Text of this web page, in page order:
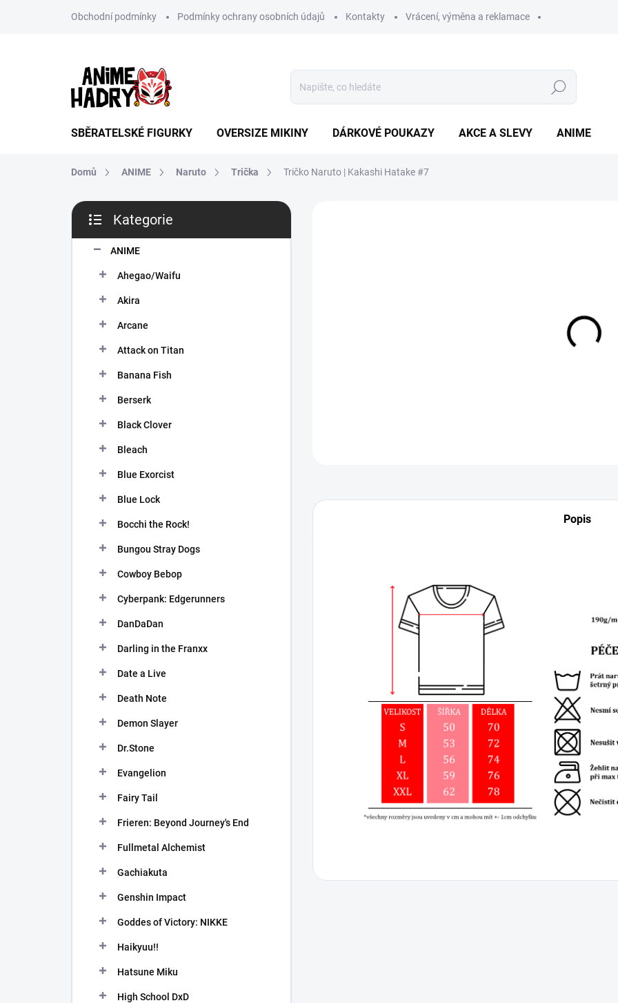
Obchodní podmínky Podmínky ochrany osobních údajů Kontakty Vrácení, výměna a reklamace
Hledat
SBĚRATELSKÉ FIGURKY OVERSIZE MIKINY DÁRKOVÉ POUKAZY AKCE A SLEVY ANIME
Domů ANIME Naruto Trička Tričko Naruto | Kakashi Hatake #7
P
s
kategorie
Kategorie
ANIME
Ahegao/Waifu
Akira
Arcane
Attack on Titan
Banana Fish
Berserk
Black Clover
Bleach
Blue Exorcist
Blue Lock
Bocchi the Rock!
Bungou Stray Dogs
Cowboy Bebop
Cyberpank: Edgerunners
DanDaDan
Darling in the Franxx
Date a Live
Death Note
Demon Slayer
Dr.Stone
Evangelion
Fairy Tail
Frieren: Beyond Journey's End
Fullmetal Alchemist
Gachiakuta
Genshin Impact
Goddes of Victory: NIKKE
Haikyuu!!
Hatsune Miku
High School DxD
Popis